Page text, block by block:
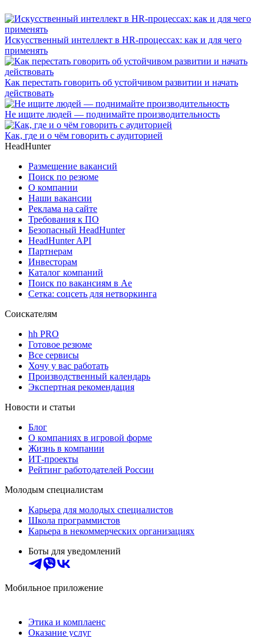
Искусственный интеллект в HR-процессах: как и для чего
применять
Как перестать говорить об устойчивом развитии и начать
действовать
Не ищите людей — поднимайте производительность
Как, где и о чём говорить с аудиторией
HeadHunter
Размещение вакансий
Поиск по резюме
О компании
Наши вакансии
Реклама на сайте
Требования к ПО
Безопасный HeadHunter
HeadHunter API
Партнерам
Инвесторам
Каталог компаний
Поиск по вакансиям в Ае
Сетка: соцсеть для нетворкинга
Соискателям
hh PRO
Готовое резюме
Все сервисы
Хочу у вас работать
Производственный календарь
Экспертная рекомендация
Новости и статьи
Блог
О компаниях в игровой форме
Жизнь в компании
ИТ-проекты
Рейтинг работодателей России
Молодым специалистам
Карьера для молодых специалистов
Школа программистов
Карьера в некоммерческих организациях
Боты для уведомлений
Мобильное приложение
Этика и комплаенс
Оказание услуг